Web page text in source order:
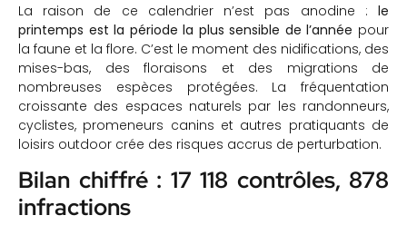
La raison de ce calendrier n’est pas anodine : le
printemps est la période la plus sensible de l’année pour
la faune et la flore. C’est le moment des nidifications, des
mises-bas, des floraisons et des migrations de
nombreuses espèces protégées. La fréquentation
croissante des espaces naturels par les randonneurs,
cyclistes, promeneurs canins et autres pratiquants de
loisirs outdoor crée des risques accrus de perturbation.
Bilan chiffré : 17 118 contrôles, 878
infractions